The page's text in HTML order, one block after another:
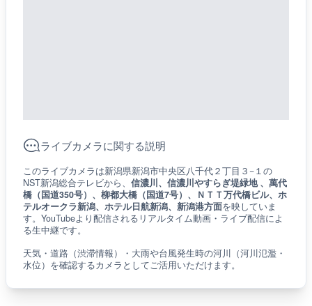
ライブカメラに関する説明
このライブカメラは新潟県新潟市中央区八千代２丁目３−１の
NST新潟総合テレビから、 信濃川、信濃川やすらぎ堤緑地 、萬代
橋（国道350号）、柳都大橋（国道7号）、ＮＴＴ万代橋ビル、ホ
テルオークラ新潟、ホテル日航新潟、新潟港方面を映していま
す。YouTubeより配信されるリアルタイム動画・ライブ配信によ
る生中継です。
天気・道路（渋滞情報）・大雨や台風発生時の河川（河川氾濫・
水位）を確認するカメラとしてご活用いただけます。